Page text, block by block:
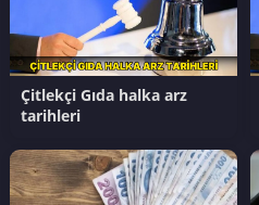
Çitlekçi Gıda halka arz
tarihleri